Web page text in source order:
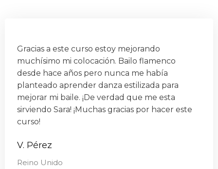
Gracias a este curso estoy mejorando
muchísimo mi colocación. Bailo flamenco
desde hace años pero nunca me había
planteado aprender danza estilizada para
mejorar mi baile. ¡De verdad que me esta
sirviendo Sara! ¡Muchas gracias por hacer este
curso!
V. Pérez
Reino Unido